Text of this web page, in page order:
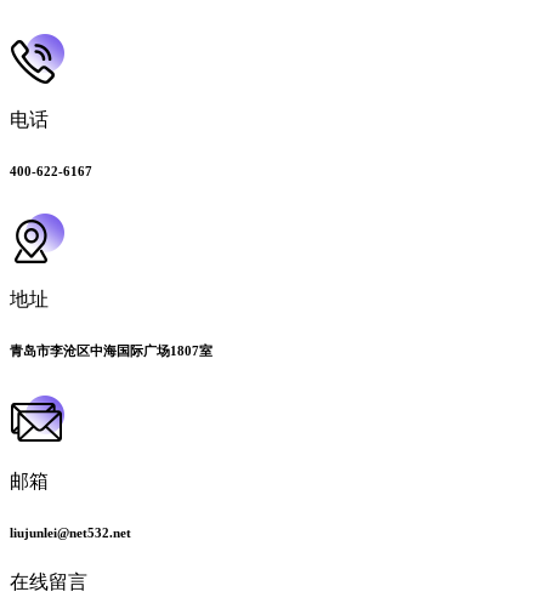
电话
400-622-6167
地址
青岛市李沧区中海国际广场1807室
邮箱
liujunlei@net532.net
在线留言